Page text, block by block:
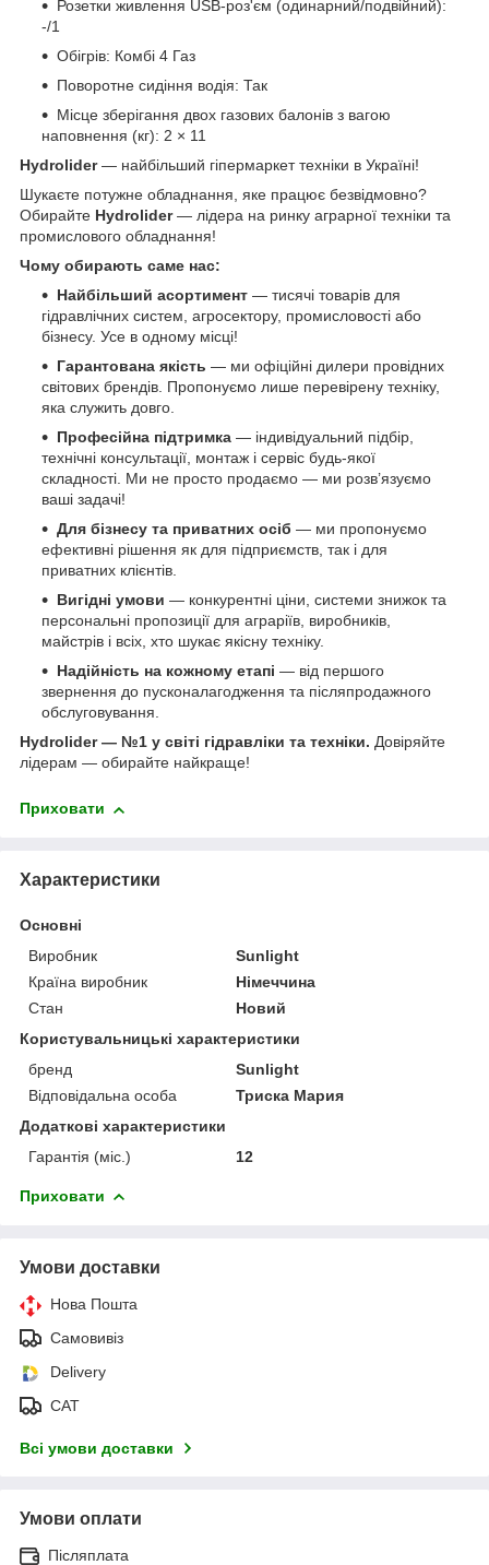
Розетки живлення USB-роз'єм (одинарний/подвійний):
-/1
Обігрів: Комбі 4 Газ
Поворотне сидіння водія: Так
Місце зберігання двох газових балонів з вагою
наповнення (кг): 2 × 11
Hydrolider— найбільший гіпермаркет техніки в Україні!
Шукаєте потужне обладнання, яке працює безвідмовно?
Обирайте Hydrolider— лідера на ринку аграрної техніки та
промислового обладнання!
Чому обирають саме нас:
Найбільший асортимент — тисячі товарів для
гідравлічних систем, агросектору, промисловості або
бізнесу. Усе в одному місці!
Гарантована якість — ми офіційні дилери провідних
світових брендів. Пропонуємо лише перевірену техніку,
яка служить довго.
Професійна підтримка — індивідуальний підбір,
технічні консультації, монтаж і сервіс будь-якої
складності. Ми не просто продаємо — ми розв’язуємо
ваші задачі!
Для бізнесу та приватних осіб — ми пропонуємо
ефективні рішення як для підприємств, так і для
приватних клієнтів.
Вигідні умови — конкурентні ціни, системи знижок та
персональні пропозиції для аграріїв, виробників,
майстрів і всіх, хто шукає якісну техніку.
Надійність на кожному етапі — від першого
звернення до пусконалагодження та післяпродажного
обслуговування.
Hydrolider — №1 у світі гідравліки та техніки. Довіряйте
лідерам — обирайте найкраще!
Приховати
Характеристики
Основні
Виробник
Sunlight
Країна виробник
Німеччина
Стан
Новий
Користувальницькі характеристики
бренд
Sunlight
Відповідальна особа
Триска Мария
Додаткові характеристики
Гарантія (міс.)
12
Приховати
Умови доставки
Нова Пошта
Самовивіз
Delivery
САТ
Всі умови доставки
Умови оплати
Післяплата